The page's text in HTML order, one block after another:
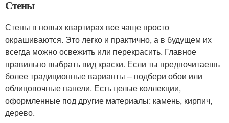
Стены
Стены в новых квартирах все чаще просто
окрашиваются. Это легко и практично, а в будущем их
всегда можно освежить или перекрасить. Главное
правильно выбрать вид краски. Если ты предпочитаешь
более традиционные варианты – подбери обои или
облицовочные панели. Есть целые коллекции,
оформленные под другие материалы: камень, кирпич,
дерево.